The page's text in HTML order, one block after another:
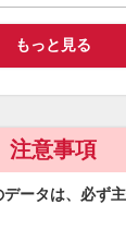
もっと見る
注意事項
ータは、必ず